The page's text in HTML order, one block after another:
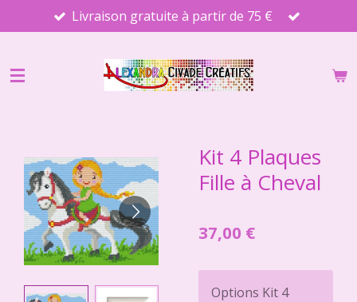
au
principal
Livraison gratuite à partir de 75 €
Kit 4 Plaques
Fille à Cheval
37,00 €
Options Kit 4